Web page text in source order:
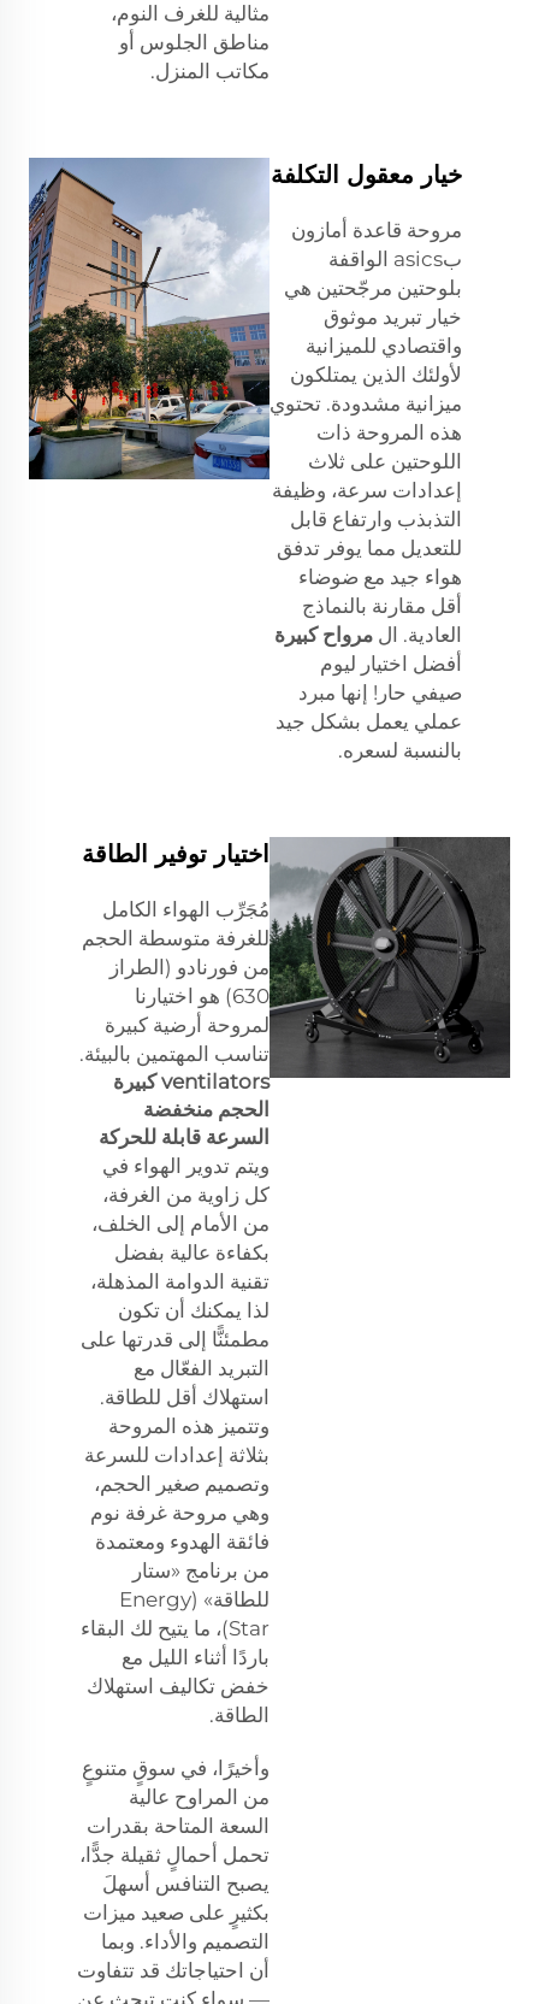
مثالية للغرف النوم،
مناطق الجلوس أو
مكاتب المنزل.
خيار معقول التكلفة
مروحة قاعدة أمازون
بasics الواقفة
بلوحتين مرجّحتين هي
خيار تبريد موثوق
واقتصادي للميزانية
لأولئك الذين يمتلكون
ميزانية مشدودة. تحتوي
هذه المروحة ذات
اللوحتين على ثلاث
إعدادات سرعة، وظيفة
التذبذب وارتفاع قابل
للتعديل مما يوفر تدفق
هواء جيد مع ضوضاء
أقل مقارنة بالنماذج
العادية. ال مرواح كبيرة
أفضل اختيار ليوم
صيفي حار! إنها مبرد
عملي يعمل بشكل جيد
بالنسبة لسعره.
اختيار توفير الطاقة
مُجَرِّب الهواء الكامل
للغرفة متوسطة الحجم
من فورنادو (الطراز
630) هو اختيارنا
لمروحة أرضية كبيرة
تناسب المهتمين بالبيئة.
ventilators كبيرة
الحجم منخفضة
السرعة قابلة للحركة
ويتم تدوير الهواء في
كل زاوية من الغرفة،
من الأمام إلى الخلف،
بكفاءة عالية بفضل
تقنية الدوامة المذهلة،
لذا يمكنك أن تكون
مطمئنًّا إلى قدرتها على
التبريد الفعّال مع
استهلاك أقل للطاقة.
وتتميز هذه المروحة
بثلاثة إعدادات للسرعة
وتصميم صغير الحجم،
وهي مروحة غرفة نوم
فائقة الهدوء ومعتمدة
من برنامج «ستار
للطاقة» (Energy
Star)، ما يتيح لك البقاء
باردًا أثناء الليل مع
خفض تكاليف استهلاك
الطاقة.
وأخيرًا، في سوقٍ متنوعٍ
من المراوح عالية
السعة المتاحة بقدرات
تحمل أحمالٍ ثقيلة جدًّا،
يصبح التنافس أسهلَ
بكثيرٍ على صعيد ميزات
التصميم والأداء. وبما
أن احتياجاتك قد تتفاوت